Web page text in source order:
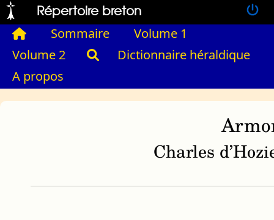
Répertoire breton
Sommaire
Volume 1
Volume 2
Dictionnaire héraldique
A propos
Charles